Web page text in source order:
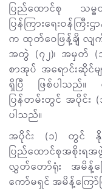
ပြည်ထောင်စု သမ္မတ
ပြန်ကြားရေးဝန်ကြီ
က ထုတ်ဝေဖြန့်ချိ လျ
အတွဲ (၇၂)၊ အမှတ် (၁
စာအုပ် အရောင်းဆိုင်မ
ရှိပြီ ဖြစ်ပါသည်
ပြန်တမ်းတွင် အပိုင်း (
ပါသည်။
အပိုင်း (၁) တွင် နိုင်
ပြည်ထောင်စုအစိုးရ
လွှတ်တော်ရုံး အမိန့်ကြ
ကော်မရှင် အမိန့်ကြော်င